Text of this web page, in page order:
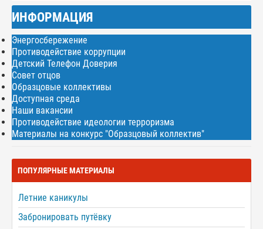
ИНФОРМАЦИЯ
Энергосбережение
Противодействие коррупции
Детский Телефон Доверия
Совет отцов
Образцовые коллективы
Доступная среда
Наши вакансии
Противодействие идеологии терроризма
Материалы на конкурс "Образцовый коллектив"
ПОПУЛЯРНЫЕ МАТЕРИАЛЫ
Летние каникулы
Забронировать путёвку